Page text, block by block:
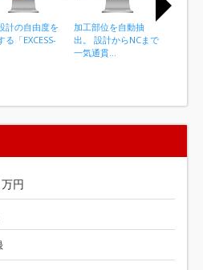
計の自由度を
る「EXCESS-
加工部位を自動抽
出。 設計からNCまで
一気通貫...
円